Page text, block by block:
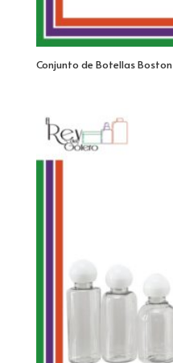
Conjunto de Botellas Boston